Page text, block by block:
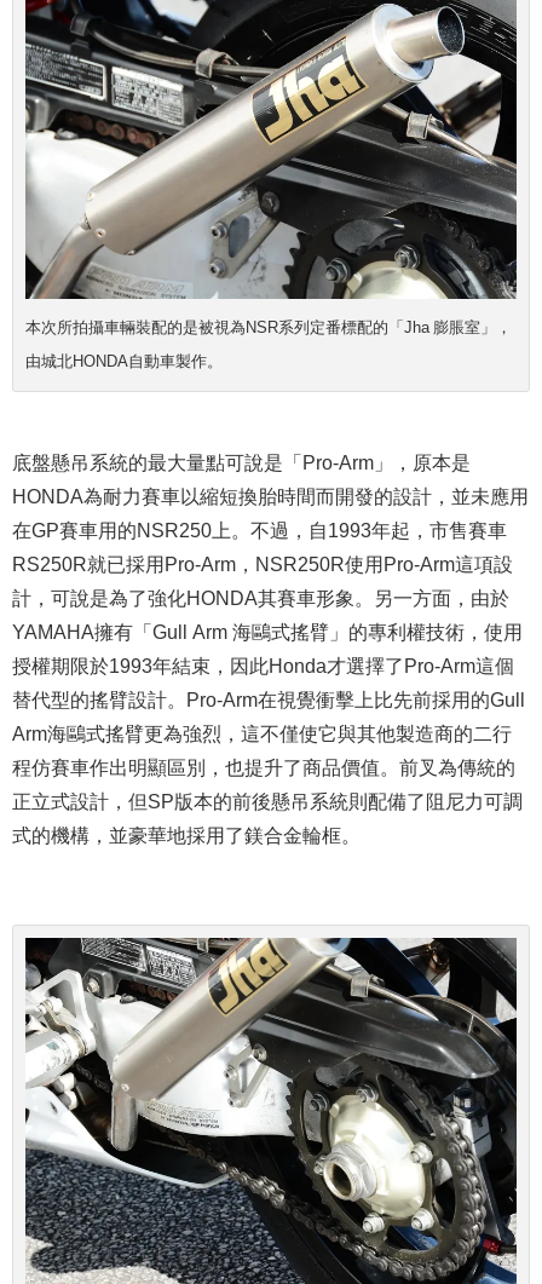
本次所拍攝車輛裝配的是被視為NSR系列定番標配的「Jha 膨脹室」，
由城北HONDA自動車製作。
底盤懸吊系統的最大量點可說是「Pro-Arm」，原本是
HONDA為耐力賽車以縮短換胎時間而開發的設計，並未應用
在GP賽車用的NSR250上。不過，自1993年起，市售賽車
RS250R就已採用Pro-Arm，NSR250R使用Pro-Arm這項設
計，可說是為了強化HONDA其賽車形象。另一方面，由於
YAMAHA擁有「Gull Arm 海鷗式搖臂」的專利權技術，使用
授權期限於1993年結束，因此Honda才選擇了Pro-Arm這個
替代型的搖臂設計。Pro-Arm在視覺衝擊上比先前採用的Gull
Arm海鷗式搖臂更為強烈，這不僅使它與其他製造商的二行
程仿賽車作出明顯區別，也提升了商品價值。前叉為傳統的
正立式設計，但SP版本的前後懸吊系統則配備了阻尼力可調
式的機構，並豪華地採用了鎂合金輪框。